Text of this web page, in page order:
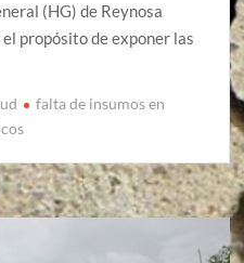
(HG) de Reynosa
propósito de exponer las
falta de insumos en